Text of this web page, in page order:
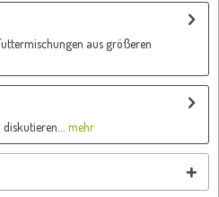
aus größeren
mehr